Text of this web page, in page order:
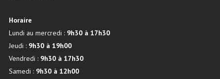
Horaire
Lundi au mercredi : 9h30 à 17h30
Jeudi : 9h30 à 19h00
Vendredi : 9h30 à 17h30
Samedi : 9h30 à 12h00